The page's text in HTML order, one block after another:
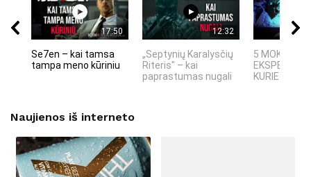
17:50
Se7en – kai tamsa
tampa meno kūriniu
12:32
„Septynių Karalysčių
Riteris" – kai
paprastumas nugali
5 MOKSLINIAI
KURIE
Naujienos iš interneto